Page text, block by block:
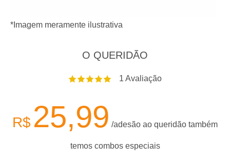
*Imagem meramente ilustrativa
O QUERIDÃO
1 Avaliação
R$ 25,99 /adesão ao queridão também
temos combos especiais